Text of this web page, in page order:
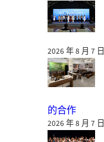
2026 年 8 月 7 日
的合作
2026 年 8 月 7 日